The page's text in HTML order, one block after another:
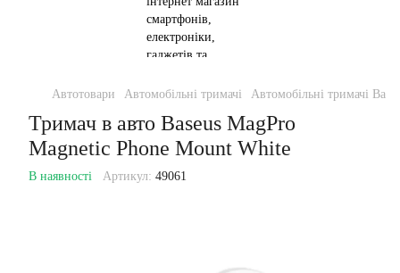
Автотовари Автомобільні тримачі Автомобільні тримачі
Тримач в авто Baseus MagPro
Magnetic Phone Mount White
В наявності Артикул: 49061